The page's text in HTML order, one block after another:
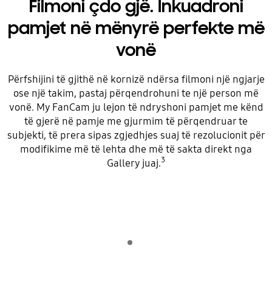
Filmoni çdo gjë. Inkuadroni
pamjet në mënyrë perfekte më
vonë
Përfshijini të gjithë në kornizë ndërsa filmoni një ngjarje
ose një takim, pastaj përqendrohuni te një person më
vonë. My FanCam ju lejon të ndryshoni pamjet me kënd
të gjerë në pamje me gjurmim të përqendruar te
subjekti, të prera sipas zgjedhjes suaj të rezolucionit për
modifikime më të lehta dhe më të sakta direkt nga
Gallery juaj.3